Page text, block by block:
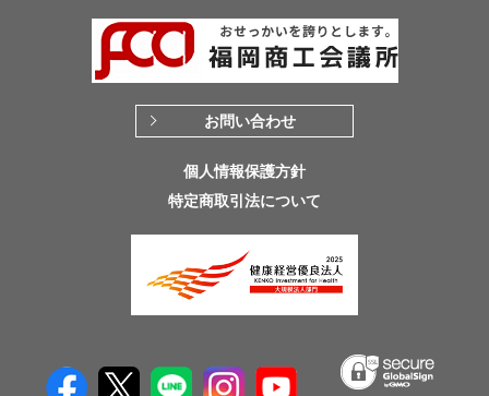
お問い合わせ
個人情報保護方針
特定商取引法について